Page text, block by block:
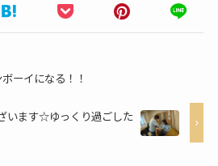
ーイになる！！
います☆ゆっくり過ごした